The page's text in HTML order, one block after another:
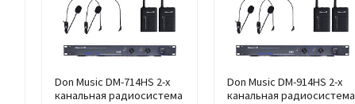
Don Music DM-714HS 2-х
канальная радиосистема
Don Music DM-914HS 2-х
канальная радиосистема